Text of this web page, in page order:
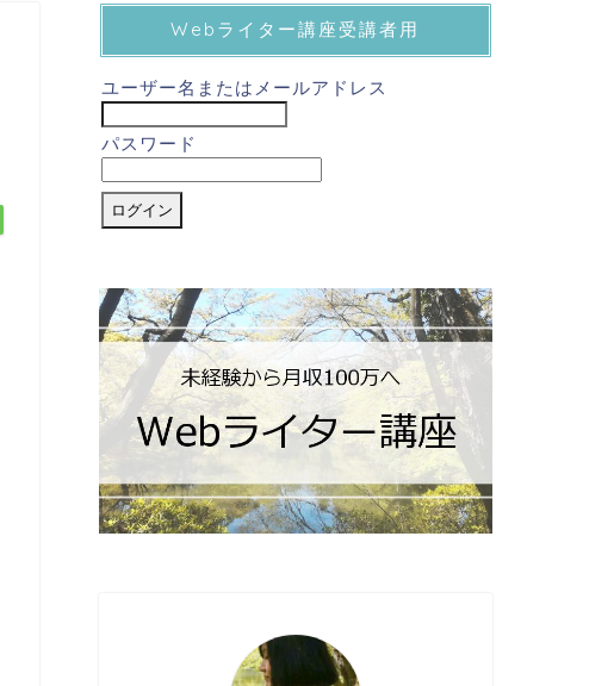
Webライター講座受講者用
ユーザー名またはメールアドレス
パスワード